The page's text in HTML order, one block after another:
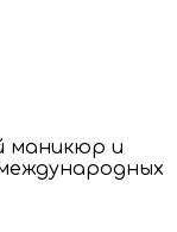
маникюр и